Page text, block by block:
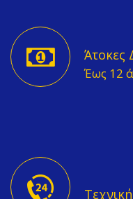
Άτοκες
Έως 12